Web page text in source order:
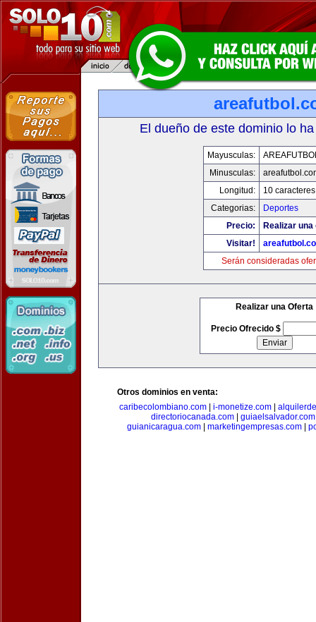
El dueño de este dominio lo
Mayusculas:
Minusculas:
Longitud:
10 caracteres
Categorias:
Deportes
Precio:
Realizar
Visitar!
Serán consideradas
Realizar una Oferta
Precio Ofrecido $
Otros dominios en venta:
caribecolombiano.com
i-monetize.com
directoriocanada.com
guiaelsalvador.com
guianicaragua.com
marketingempresas.com